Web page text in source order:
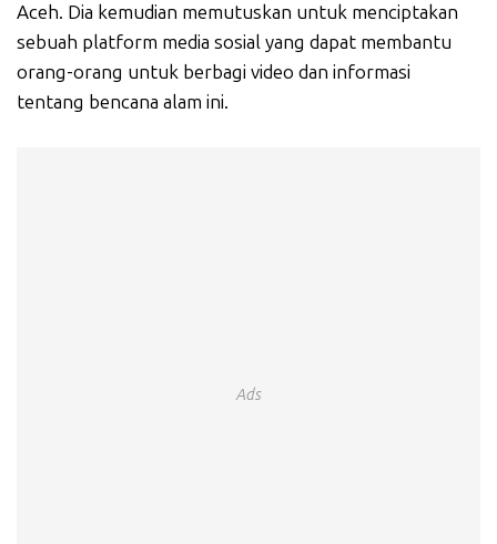
Aceh. Dia kemudian memutuskan untuk menciptakan
sebuah platform media sosial yang dapat membantu
orang-orang untuk berbagi video dan informasi
tentang bencana alam ini.
Ads